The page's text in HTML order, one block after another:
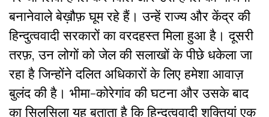
बनानेवाले बेख़ौफ़ घूम रहे हैं। उन्हें राज्य और केंद्र की
हिन्दुत्ववादी सरकारों का वरदहस्त मिला हुआ है। दूसरी
तरफ़,उन लोगों को जेल की सलाखों के पीछे धकेला जा
रहा है जिन्होंने दलित अधिकारों के लिए हमेशा आवाज़
बुलंद की है। भीमा-कोरेगांव की घटना और उसके बाद
का सिलसिला यह बताता है कि हिन्दुत्ववादी शक्तियां एक